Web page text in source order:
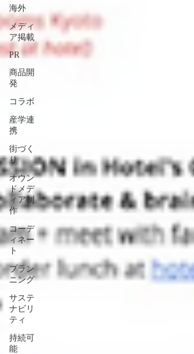
海外
メディ
ア掲載
PR
商品開
発
コラボ
産学連
携
街づく
り
オウン
ドメデ
ィア制
作
コーデ
ィネー
ト
プラン
ニング
サステ
ナビリ
ティ
持続可
能